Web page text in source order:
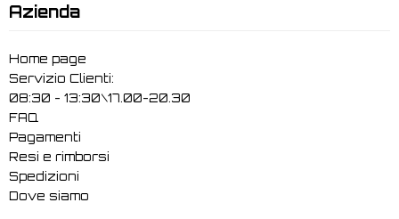
Azienda
Home page
Servizio Clienti:
08:30 - 13:30\17.00-20.30
FAQ
Pagamenti
Resi e rimborsi
Spedizioni
Dove siamo